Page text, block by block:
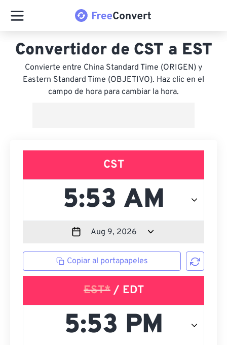
Convertidor de CST a EST
Convierte entre China Standard Time (ORIGEN) y
Eastern Standard Time (OBJETIVO). Haz clic en el
campo de hora para cambiar la hora.
CST
Copiar al portapapeles
EST*/ EDT